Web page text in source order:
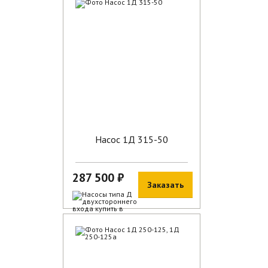
Насос 1Д 315-50
287 500 ₽
В наличии
Заказать